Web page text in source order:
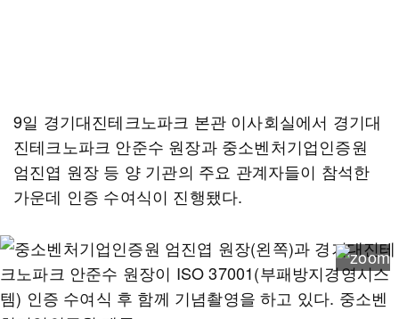
9일 경기대진테크노파크 본관 이사회실에서 경기대
진테크노파크 안준수 원장과 중소벤처기업인증원
엄진엽 원장 등 양 기관의 주요 관계자들이 참석한
가운데 인증 수여식이 진행됐다.